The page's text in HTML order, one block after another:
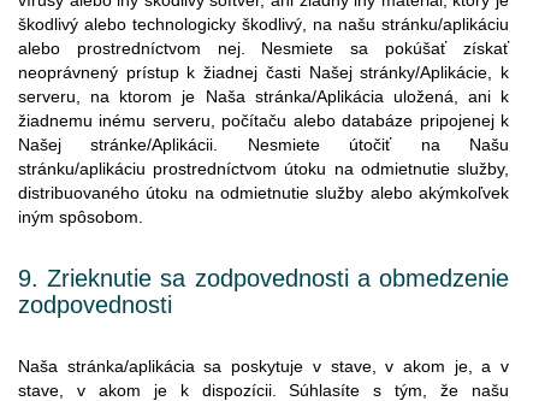
škodlivý alebo technologicky škodlivý, na našu stránku/aplikáciu
alebo prostredníctvom nej. Nesmiete sa pokúšať získať
neoprávnený prístup k žiadnej časti Našej stránky/Aplikácie, k
serveru, na ktorom je Naša stránka/Aplikácia uložená, ani k
žiadnemu inému serveru, počítaču alebo databáze pripojenej k
Našej stránke/Aplikácii. Nesmiete útočiť na Našu
stránku/aplikáciu prostredníctvom útoku na odmietnutie služby,
distribuovaného útoku na odmietnutie služby alebo akýmkoľvek
iným spôsobom.
9.Zrieknutie sa zodpovednosti a obmedzenie
zodpovednosti
Naša stránka/aplikácia sa poskytuje v stave, v akom je, a v
stave, v akom je k dispozícii. Súhlasíte s tým, že našu